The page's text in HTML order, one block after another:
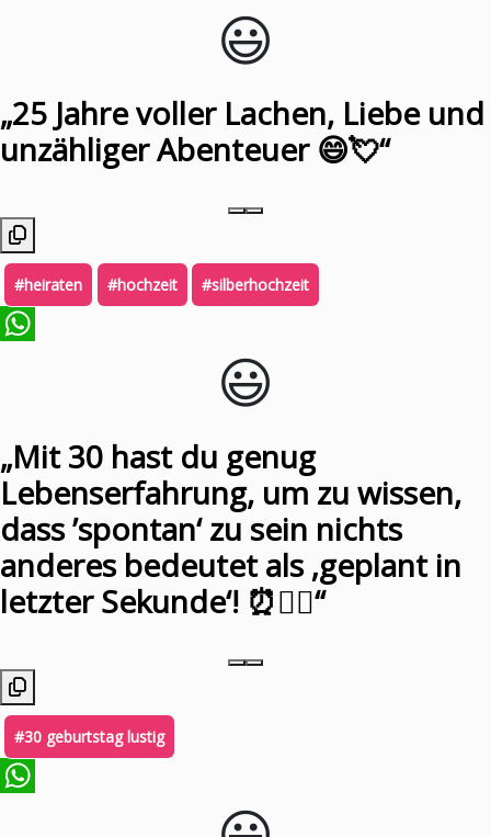
😃️
„25 Jahre voller Lachen, Liebe und
unzähliger Abenteuer 😄💘“
#heiraten #hochzeit #silberhochzeit
😃️
„Mit 30 hast du genug
Lebenserfahrung, um zu wissen,
dass ’spontan‘ zu sein nichts
anderes bedeutet als ‚geplant in
letzter Sekunde‘! ⏰🤷‍♀️“
#30 geburtstag lustig